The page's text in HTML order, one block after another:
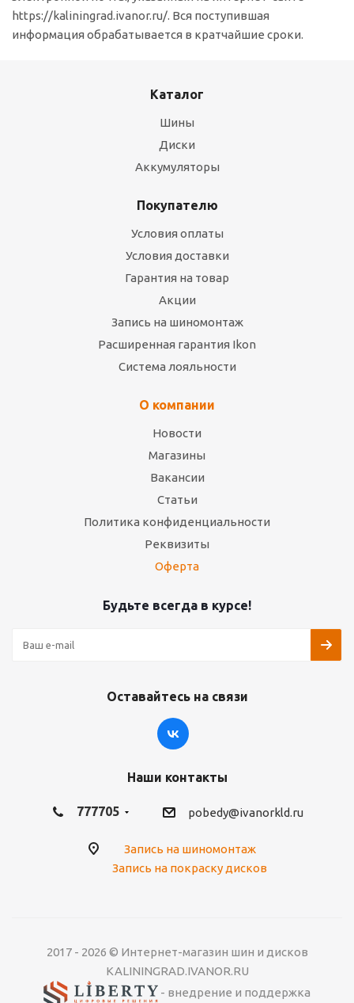
https://kaliningrad.ivanor.ru/. Вся поступившая
информация обрабатывается в кратчайшие сроки.
Каталог
Шины
Диски
Аккумуляторы
Покупателю
Условия оплаты
Условия доставки
Гарантия на товар
Акции
Запись на шиномонтаж
Расширенная гарантия Ikon
Система лояльности
О компании
Новости
Магазины
Вакансии
Статьи
Политика конфиденциальности
Реквизиты
Оферта
Будьте всегда в курсе!
Оставайтесь на связи
Наши контакты
777705 pobedy@ivanorkld.ru
Запись на шиномонтаж
Запись на покраску дисков
2017 - 2026 © Интернет-магазин шин и дисков
KALININGRAD.IVANOR.RU
- внедрение и поддержка